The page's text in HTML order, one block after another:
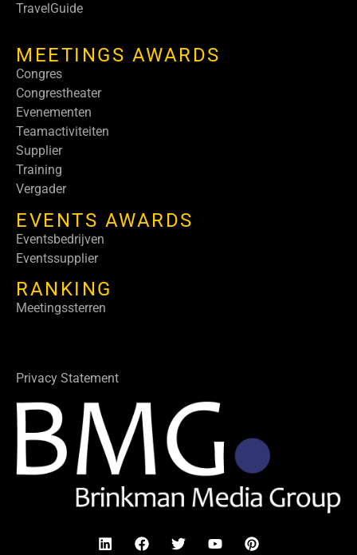
TravelGuide
MEETINGS AWARDS
Congres
Congrestheater
Evenementen
Teamactiviteiten
Supplier
Training
Vergader
EVENTS AWARDS
Eventsbedrijven
Eventssupplier
RANKING
Meetingssterren
Privacy Statement